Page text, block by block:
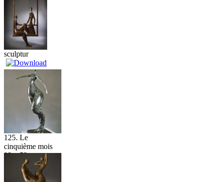
sculptur
125. Le
cinquième mois
93 x 52...